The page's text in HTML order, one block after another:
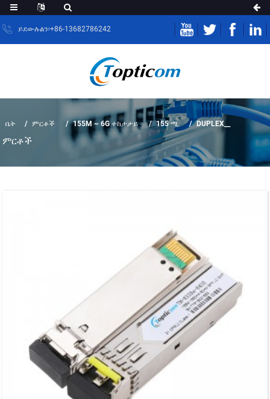
ይደውሉልን፡+86-13682786242
ቤት ምርቶች 155M ~ 6G ተከታታይ 155 ሚ DUPLEX__
ምርቶች